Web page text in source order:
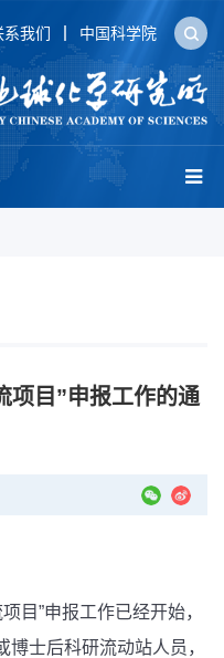
系我们 中国科学院
项目”申报工作的通
目”申报工作已经开始，
士后科研流动站人员，